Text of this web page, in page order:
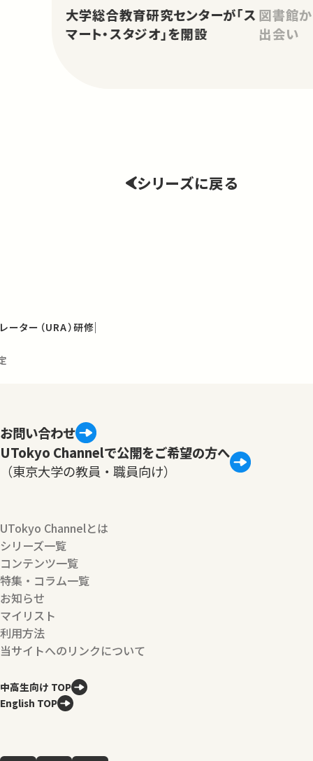
大学総合教育研究センターが「ス
マート・スタジオ」を開設
図書館
出会い
シリーズに戻る
ーター（URA）研修
お問い合わせ
UTokyo Channelで公開をご希望の方へ
（東京大学の教員・職員向け）
UTokyo Channelとは
シリーズ一覧
コンテンツ一覧
特集・コラム一覧
お知らせ
マイリスト
利用方法
当サイトへのリンクについて
中高生向け TOP
English TOP